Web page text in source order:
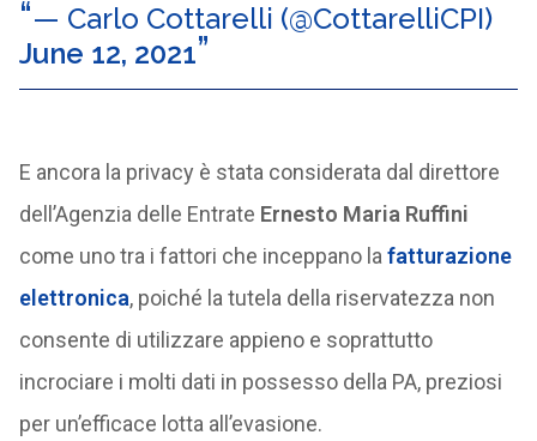
— Carlo Cottarelli (@CottarelliCPI)
June 12, 2021
E ancora la privacy è stata considerata dal direttore
dell’Agenzia delle Entrate Ernesto Maria Ruffini
come uno tra i fattori che inceppano la fatturazione
elettronica, poiché la tutela della riservatezza non
consente di utilizzare appieno e soprattutto
incrociare i molti dati in possesso della PA, preziosi
per un’efficace lotta all’evasione.